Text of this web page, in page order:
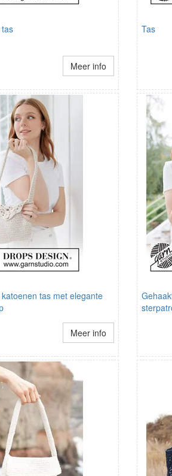
Meer info
Tas
tas met elegante
Meer info